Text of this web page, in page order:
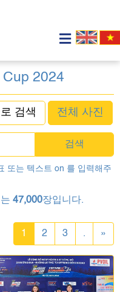
Cup 2024
검색 전체 사진
검색
또는 텍스트 on 를 입력해주
47,000장입니다.
1 2 3 . »